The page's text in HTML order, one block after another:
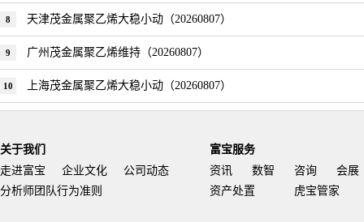
8 天津茂金属聚乙烯大稳小动（20260807）
9 广州茂金属聚乙烯维持（20260807）
10 上海茂金属聚乙烯大稳小动（20260807）
关于我们
走进富宝
企业文化
公司动态
分析师团队行为准则
富宝服务
资讯
数智 咨询
会展
资产处置
虎宝管家